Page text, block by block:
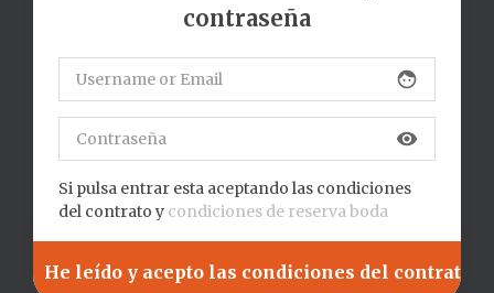
contraseña
face
visibility
Si pulsa entrar esta aceptando las condiciones
del contrato y condiciones de reserva boda